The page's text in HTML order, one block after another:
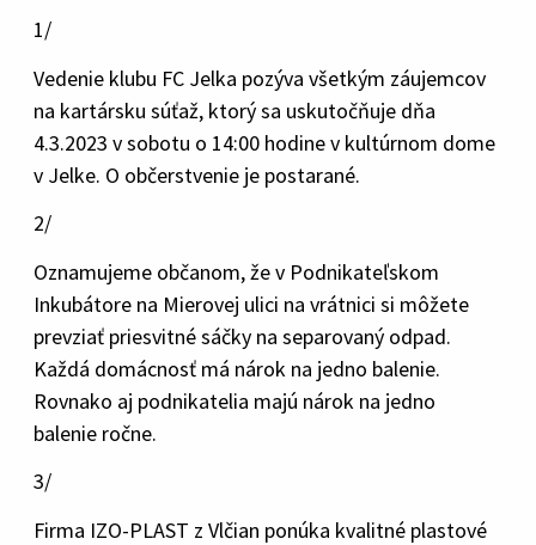
1/
Vedenie klubu FC Jelka pozýva všetkým záujemcov
na kartársku súťaž, ktorý sa uskutočňuje dňa
4.3.2023 v sobotu o 14:00 hodine v kultúrnom dome
v Jelke. O občerstvenie je postarané.
2/
Oznamujeme občanom, že v Podnikateľskom
Inkubátore na Mierovej ulici na vrátnici si môžete
prevziať priesvitné sáčky na separovaný odpad.
Každá domácnosť má nárok na jedno balenie.
Rovnako aj podnikatelia majú nárok na jedno
balenie ročne.
3/
Firma IZO-PLAST z Vlčian ponúka kvalitné plastové